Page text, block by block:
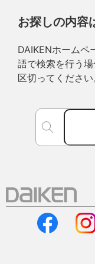
お探しの内容
DAIKENホームペ
語で検索を行う
区切ってください